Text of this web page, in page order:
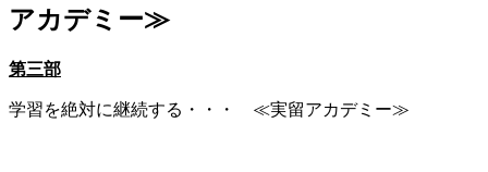
アカデミー≫
第三部
学習を絶対に継続する・・・ ≪実留アカデミー≫